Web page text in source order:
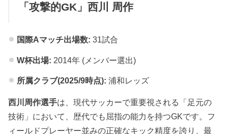
「攻撃的GK」西川 周作
国際Aマッチ出場数: 31試合
W杯出場: 2014年 (メンバー選出)
所属クラブ(2025/9時点): 浦和レッズ
西川周作選手は、現代サッカーで重要視される「足元の
技術」において、歴代でも屈指の能力を持つGKです。フ
ィールドプレーヤー並みの正確なキック精度を誇り、最